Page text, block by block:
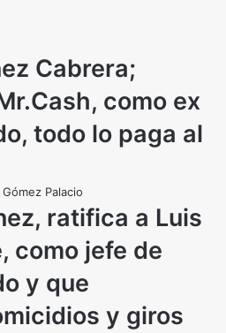
Cabrera;
como ex
todo lo paga al
ratifica a Luis
como jefe de
y que
y giros